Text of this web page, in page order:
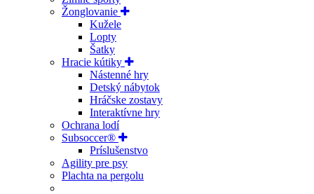
Žonglovanie
Kužele
Lopty
Šatky
Hracie kútiky
Nástenné hry
Detský nábytok
Hráčske zostavy
Interaktívne hry
Ochrana lodí
Subsoccer®
Príslušenstvo
Agility pre psy
Plachta na pergolu